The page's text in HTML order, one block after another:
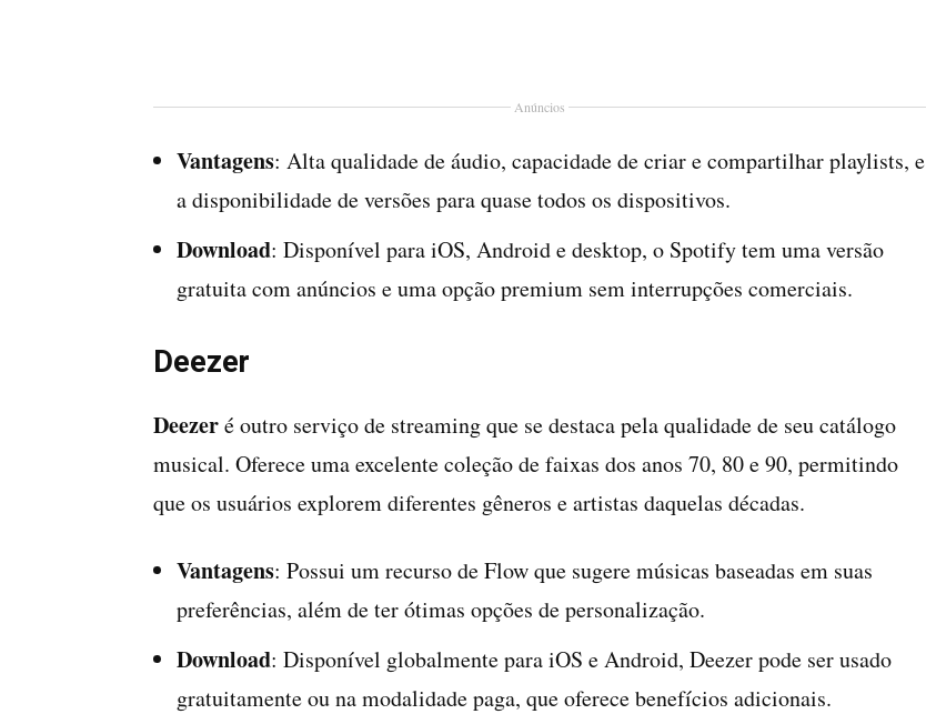
Anúncios
Vantagens: Alta qualidade de áudio, capacidade de criar e compartilhar playlists, e
a disponibilidade de versões para quase todos os dispositivos.
Download: Disponível para iOS, Android e desktop, o Spotify tem uma versão
gratuita com anúncios e uma opção premium sem interrupções comerciais.
Deezer
Deezeré outro serviço de streaming que se destaca pela qualidade de seu catálogo
musical. Oferece uma excelente coleção de faixas dos anos 70, 80 e 90, permitindo
que os usuários explorem diferentes gêneros e artistas daquelas décadas.
Vantagens: Possui um recurso de Flow que sugere músicas baseadas em suas
preferências, além de ter ótimas opções de personalização.
Download: Disponível globalmente para iOS e Android, Deezer pode ser usado
gratuitamente ou na modalidade paga, que oferece benefícios adicionais.